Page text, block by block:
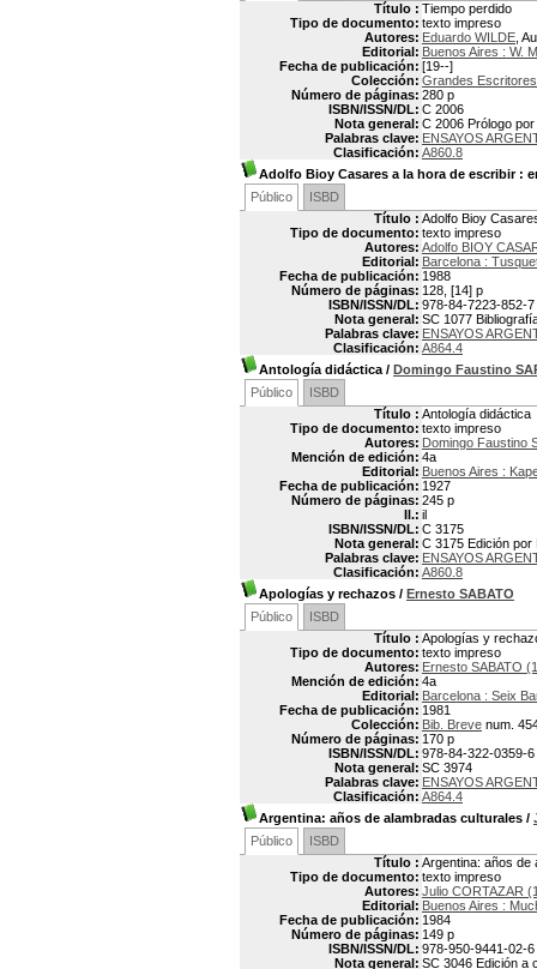
Título : Tiempo perdido
Tipo de documento: texto impreso
Autores: Eduardo WILDE ,
Editorial: Buenos Aires : W.
Fecha de publicación: [19--]
Colección: Grandes
Número de páginas: 280 p
ISBN/ISSN/DL: C 2006
Nota general: C 2006 Prólogo
Palabras clave: ENSAYOS
Clasificación: A860.8
Adolfo Bioy Casares a la hora de escribir:
Público
ISBD
Título : Adolfo Bioy
Tipo de documento: texto impreso
Autores: Adolfo BIOY
Editorial: Barcelona :
Fecha de publicación: 1988
Número de páginas: 128, [14] p
ISBN/ISSN/DL: 978-84-7223-852-7
Nota general: SC 1077
Palabras clave: ENSAYOS
Clasificación: A864.4
Antología didáctica / Domingo Faustino
Público
ISBD
Título : Antología didáctica
Tipo de documento: texto impreso
Autores: Domingo Faustino
Mención de edición: 4a
Editorial: Buenos Aires :
Fecha de publicación: 1927
Número de páginas: 245 p
Il.: il
ISBN/ISSN/DL: C 3175
Nota general: C 3175 Edición
Palabras clave: ENSAYOS
Clasificación: A860.8
Apologías y rechazos / Ernesto SABATO
Público
ISBD
Título : Apologías y
Tipo de documento: texto impreso
Autores: Ernesto SABATO
Mención de edición: 4a
Editorial: Barcelona : Seix
Fecha de publicación: 1981
Colección: Bib. Breve num.
Número de páginas: 170 p
ISBN/ISSN/DL: 978-84-322-0359-6
Nota general: SC 3974
Palabras clave: ENSAYOS
Clasificación: A864.4
Argentina: años de alambradas culturales /
Público
ISBD
Título : Argentina: años de
Tipo de documento: texto impreso
Autores: Julio CORTAZAR
Editorial: Buenos Aires :
Fecha de publicación: 1984
Número de páginas: 149 p
ISBN/ISSN/DL: 978-950-9441-02-6
Nota general: SC 3046 Edición a